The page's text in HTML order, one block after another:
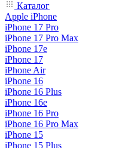
Каталог
Apple iPhone
iPhone 17 Pro
iPhone 17 Pro Max
iPhone 17e
iPhone 17
iPhone Air
iPhone 16
iPhone 16 Plus
iPhone 16e
iPhone 16 Pro
iPhone 16 Pro Max
iPhone 15
iPhone 15 Plus